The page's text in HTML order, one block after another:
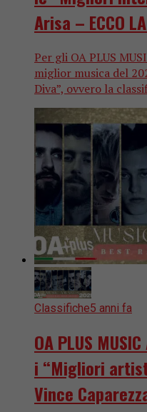
Arisa – ECCO
Per gli OA PLUS
miglior musica del
Diva”, ovvero la
Classifiche5 anni fa
OA PLUS
i “Migliori
Vince